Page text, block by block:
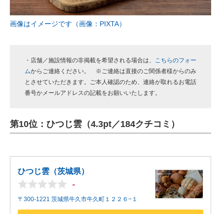
画像はイメージです（画像：PIXTA）
・店舗／施設情報の非掲載を希望される場合は、 こちらのフォー
ムからご連絡ください。 ※ご連絡は直接のご関係者様からのみ
とさせていただきます。ご本人確認のため、連絡が取れるお電話
番号かメールアドレスの記載をお願いいたします。
第10位：ひつじ雲（4.3pt／184クチコミ）
ひつじ雲（茨城県）
-
〒300-1221 茨城県牛久市牛久町１２２６−１